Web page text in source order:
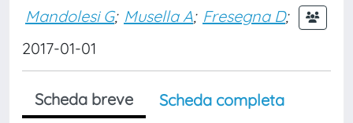
Mandolesi G; Musella A; Fresegna D;
2017-01-01
Scheda breve
Scheda completa